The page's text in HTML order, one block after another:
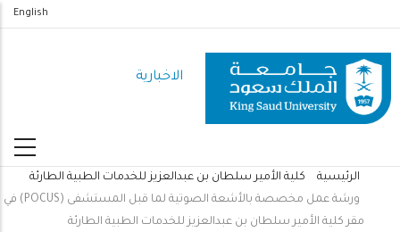
المحتوى
الرئيسي
English
الاخبارية
مسار
التنقل
الرئيسية
كلية الأمير سلطان بن عبدالعزيز للخدمات الطبية الطارئة
ورشة عمل مخصصة بالأشعة الصوتية لما قبل المستشفى (POCUS) في
مقر كلية الأمير سلطان بن عبدالعزيز للخدمات الطبية الطارئة